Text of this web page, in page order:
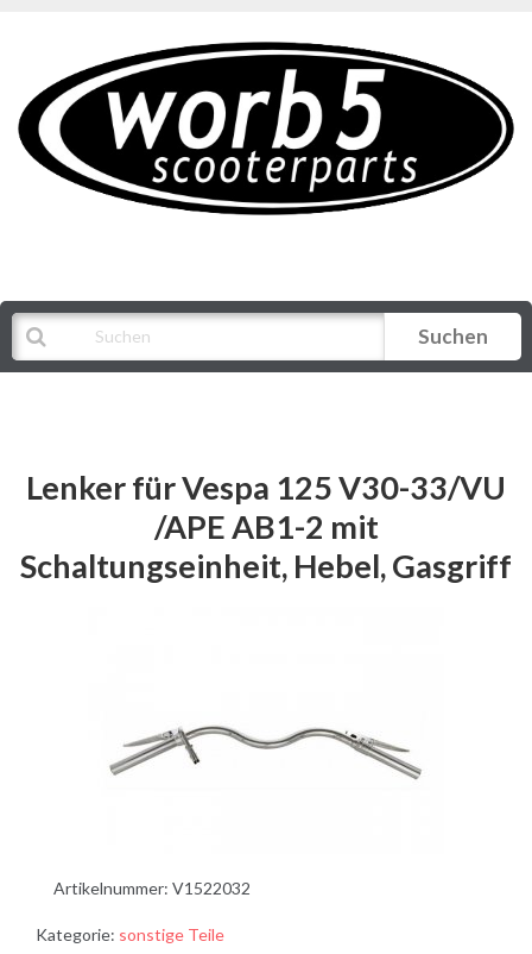
Suchen
Lenker für Vespa 125 V30-33/VU
/APE AB1-2 mit
Schaltungseinheit, Hebel, Gasgriff
Artikelnummer: V1522032
Kategorie: sonstige Teile